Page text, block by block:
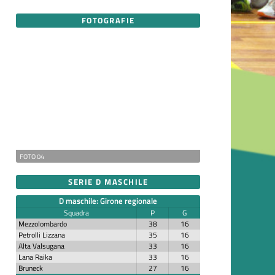
FOTOGRAFIE
FOTO 04
SERIE D MASCHILE
D maschile: Girone regionale
Squadra P
G
Mezzolombardo
38
16
Petrolli Lizzana
35
16
Alta Valsugana
33
16
Lana Raika
33
16
Bruneck
27
16